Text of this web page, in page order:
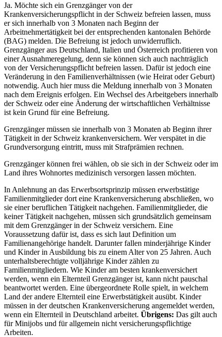
Ja. Möchte sich ein Grenzgänger von der
Krankenversicherungspflicht in der Schweiz befreien lassen, muss
er sich innerhalb von 3 Monaten nach Beginn der
Arbeitnehmertätigkeit bei der entsprechenden kantonalen Behörde
(BAG) melden. Die Befreiung ist jedoch unwiderruflich.
Grenzgänger aus Deutschland, Italien und Österreich profitieren von
einer Ausnahmeregelung, denn sie können sich auch nachträglich
von der Versicherungspflicht befreien lassen. Dafür ist jedoch eine
Veränderung in den Familienverhältnissen (wie Heirat oder Geburt)
notwendig. Auch hier muss die Meldung innerhalb von 3 Monaten
nach dem Ereignis erfolgen. Ein Wechsel des Arbeitgebers innerhalb
der Schweiz oder eine Änderung der wirtschaftlichen Verhältnisse
ist kein Grund für eine Befreiung.
Grenzgänger müssen sie innerhalb von 3 Monaten ab Beginn ihrer
Tätigkeit in der Schweiz krankenversichern. Wer verspätet in die
Grundversorgung eintritt, muss mit Strafprämien rechnen.
Grenzgänger können frei wählen, ob sie sich in der Schweiz oder im
Land ihres Wohnortes medizinisch versorgen lassen möchten.
In Anlehnung an das Erwerbsortsprinzip müssen erwerbstätige
Familienmitglieder dort eine Krankenversicherung abschließen, wo
sie einer beruflichen Tätigkeit nachgehen. Familienmitglieder, die
keiner Tätigkeit nachgehen, müssen sich grundsätzlich gemeinsam
mit dem Grenzgänger in der Schweiz versichern. Eine
Voraussetzung dafür ist, dass es sich laut Definition um
Familienangehörige handelt. Darunter fallen minderjährige Kinder
und Kinder in Ausbildung bis zu einem Alter von 25 Jahren. Auch
unterhaltsberechtigte volljährige Kinder zählen zu
Familienmitgliedern. Wie Kinder am besten krankenversichert
werden, wenn ein Elternteil Grenzgänger ist, kann nicht pauschal
beantwortet werden. Eine übergeordnete Rolle spielt, in welchem
Land der andere Elternteil eine Erwerbstätigkeit ausübt. Kinder
müssen in der deutschen Krankenversicherung angemeldet werden,
wenn ein Elternteil in Deutschland arbeitet. Übrigens: Das gilt auch
für Minijobs und für allgemein nicht versicherungspflichtige
Arbeiten.